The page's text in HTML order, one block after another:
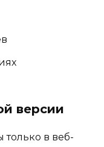
версии
в веб-